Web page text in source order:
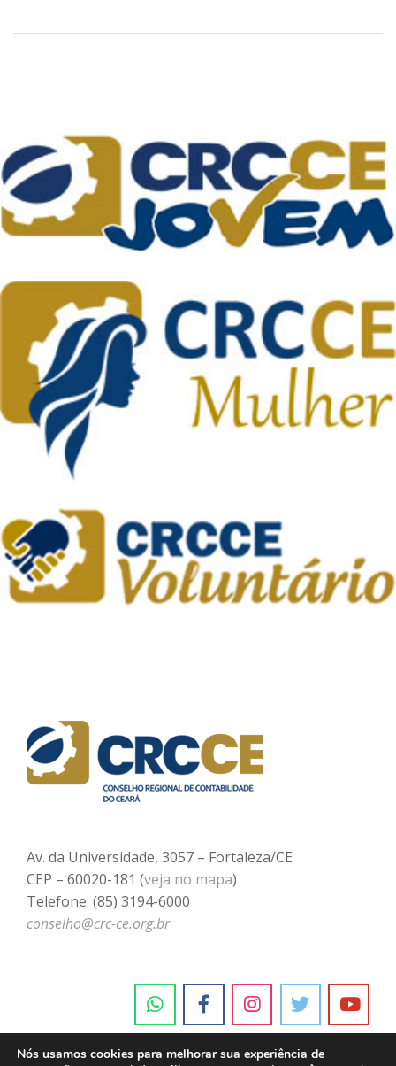
Av. da Universidade, 3057 – Fortaleza/CE
CEP – 60020-181 (veja no mapa)
Telefone: (85) 3194-6000
conselho@crc-ce.org.br
Nós usamos cookies para melhorar sua experiência de